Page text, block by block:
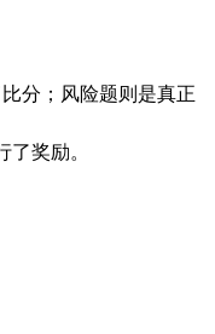
分；风险题则是真正
奖励。